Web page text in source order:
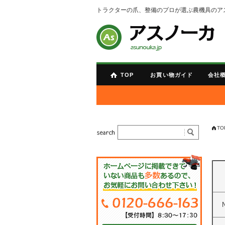
トラクターの爪、整備のプロが選ぶ農機具のア
TOP お買い物ガイド 会社